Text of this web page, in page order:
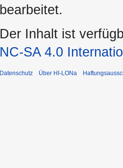
bearbeitet.
Der Inhalt ist
NC-SA 4.0
Datenschutz Über HI-LONa